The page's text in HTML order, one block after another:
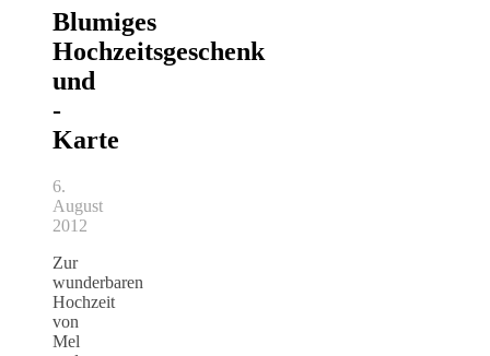
Blumiges
Hochzeitsgeschenk
und
-
Karte
6.
August
2012
Zur
wunderbaren
Hochzeit
von
Mel